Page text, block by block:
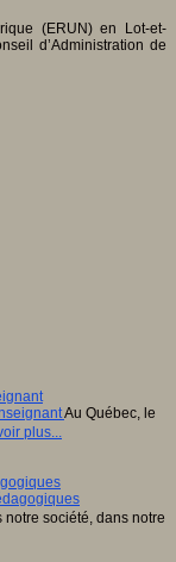
(ERUN) en Lot-et-
d’Administration de
Au Québec, le
plus...
notre société, dans notre